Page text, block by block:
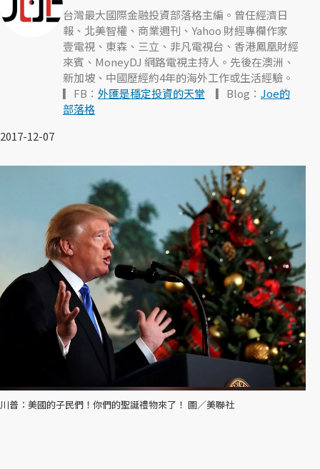
台灣最大國際金融投資部落格主編。曾任經濟日
報、北美智權、商業週刊、Yahoo 財經專欄作家
壹電視、東森、三立、非凡電視台、香港鳳凰財經
來賓、MoneyDJ 網路電視主持人。先後在澳洲、
新加坡、中國歷經約4年的海外工作或生活經驗。
▎FB： 外匯是穩定投資的天堂 ▎Blog： Joe的
部落格
2017-12-07
川普：美國的子民們！你們的聖誕禮物來了！ 圖／美聯社